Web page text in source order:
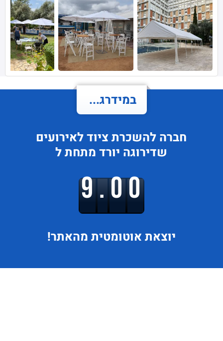
במידרג...
חברה להשכרת ציוד לאירועים
שדירוגה יורד מתחת ל
9.00
יוצאת אוטומטית מהאתר!